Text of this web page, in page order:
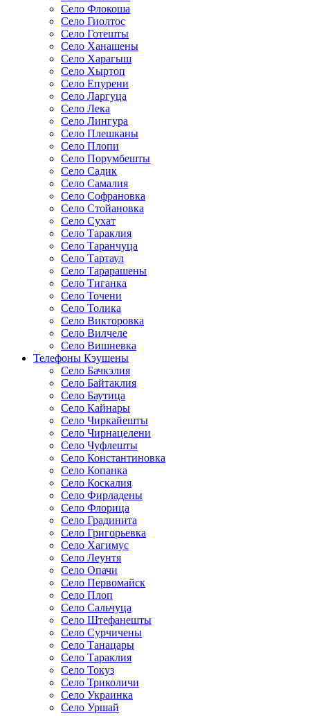
Село Флокоша
Село Гиолтос
Село Готешты
Село Ханашены
Село Харагыш
Село Хыртоп
Село Епурени
Село Ларгуца
Село Лека
Село Лингура
Село Плешканы
Село Плопи
Село Порумбешты
Село Садик
Село Самалия
Село Софрановка
Село Стойановка
Село Сухат
Село Тараклия
Село Таранчуца
Село Тартаул
Село Тарарашены
Село Тиганка
Село Точени
Село Толика
Село Викторовка
Село Вилчеле
Село Вишневка
Телефоны Кэушены
Село Бачкэлия
Село Байтаклия
Село Баутица
Село Кайнары
Село Чиркайешты
Село Чирнацелени
Село Чуфлешты
Село Константиновка
Село Копанка
Село Коскалия
Село Фирладены
Село Флорица
Село Градинита
Село Григорьевка
Село Хагимус
Село Леунтя
Село Опачи
Село Первомайск
Село Плоп
Село Сальчуца
Село Штефанешты
Село Сурчичены
Село Танацары
Село Тараклия
Село Токуз
Село Триколичи
Село Украинка
Село Уршай